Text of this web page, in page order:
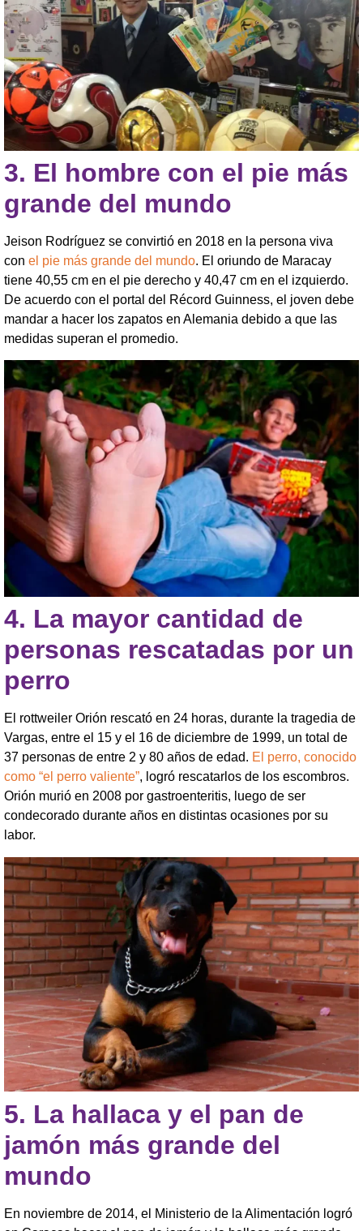
3. El hombre con el pie más
grande del mundo
Jeison Rodríguez se convirtió en 2018 en la persona viva
con el pie más grande del mundo. El oriundo de Maracay
tiene 40,55 cm en el pie derecho y 40,47 cm en el izquierdo.
De acuerdo con el portal del Récord Guinness, el joven debe
mandar a hacer los zapatos en Alemania debido a que las
medidas superan el promedio.
4. La mayor cantidad de
personas rescatadas por un
perro
El rottweiler Orión rescató en 24 horas, durante la tragedia de
Vargas, entre el 15 y el 16 de diciembre de 1999, un total de
37 personas de entre 2 y 80 años de edad. El perro, conocido
como “el perro valiente”, logró rescatarlos de los escombros.
Orión murió en 2008 por gastroenteritis, luego de ser
condecorado durante años en distintas ocasiones por su
labor.
5. La hallaca y el pan de
jamón más grande del
mundo
En noviembre de 2014, el Ministerio de la Alimentación logró